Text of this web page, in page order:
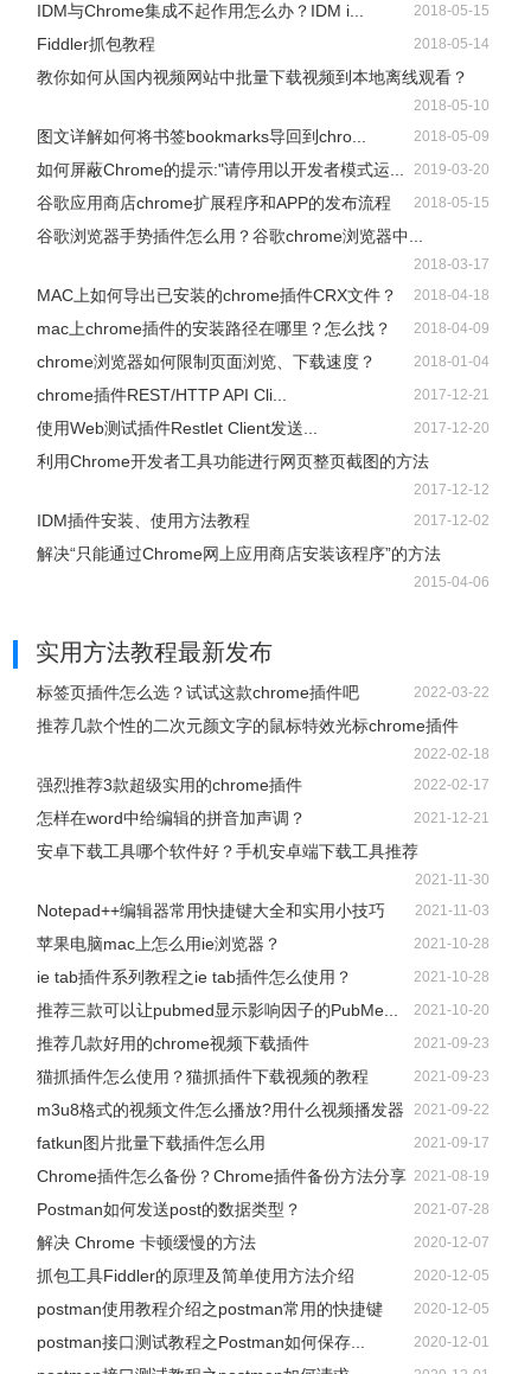
IDM与Chrome集成不起作用怎么办？IDM i... 2018-05-15
Fiddler抓包教程 2018-05-14
教你如何从国内视频网站中批量下载视频到本地离线观看？
2018-05-10
图文详解如何将书签bookmarks导回到chro... 2018-05-09
如何屏蔽Chrome的提示:"请停用以开发者模式运... 2019-03-20
谷歌应用商店chrome扩展程序和APP的发布流程 2018-05-15
谷歌浏览器手势插件怎么用？谷歌chrome浏览器中...
2018-03-17
MAC上如何导出已安装的chrome插件CRX文件？ 2018-04-18
mac上chrome插件的安装路径在哪里？怎么找？ 2018-04-09
chrome浏览器如何限制页面浏览、下载速度？ 2018-01-04
chrome插件REST/HTTP API Cli... 2017-12-21
使用Web测试插件Restlet Client发送... 2017-12-20
利用Chrome开发者工具功能进行网页整页截图的方法
2017-12-12
IDM插件安装、使用方法教程 2017-12-02
解决“只能通过Chrome网上应用商店安装该程序”的方法
2015-04-06
实用方法教程最新发布
标签页插件怎么选？试试这款chrome插件吧 2022-03-22
推荐几款个性的二次元颜文字的鼠标特效光标chrome插件
2022-02-18
强烈推荐3款超级实用的chrome插件 2022-02-17
怎样在word中给编辑的拼音加声调？ 2021-12-21
安卓下载工具哪个软件好？手机安卓端下载工具推荐
2021-11-30
Notepad++编辑器常用快捷键大全和实用小技巧 2021-11-03
苹果电脑mac上怎么用ie浏览器？ 2021-10-28
ie tab插件系列教程之ie tab插件怎么使用？ 2021-10-28
推荐三款可以让pubmed显示影响因子的PubMe... 2021-10-20
推荐几款好用的chrome视频下载插件 2021-09-23
猫抓插件怎么使用？猫抓插件下载视频的教程 2021-09-23
m3u8格式的视频文件怎么播放?用什么视频播发器 2021-09-22
fatkun图片批量下载插件怎么用 2021-09-17
Chrome插件怎么备份？Chrome插件备份方法分享 2021-08-19
Postman如何发送post的数据类型？ 2021-07-28
解决 Chrome 卡顿缓慢的方法 2020-12-07
抓包工具Fiddler的原理及简单使用方法介绍 2020-12-05
postman使用教程介绍之postman常用的快捷键 2020-12-05
postman接口测试教程之Postman如何保存... 2020-12-01